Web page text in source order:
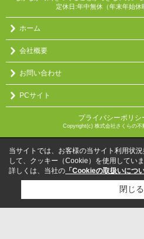
定休日:年中無休（年末年始休
ホーム
会社概要
お問い合わせ
PCサイト
プライバシーポリシ
Copyright(c) 株式会社さくらの
当サイトでは、お客様の当サイト利用状
して、クッキー（Cookie）を使用していま
詳しくは、当社の 「Cookieの取扱いについ
閉じる